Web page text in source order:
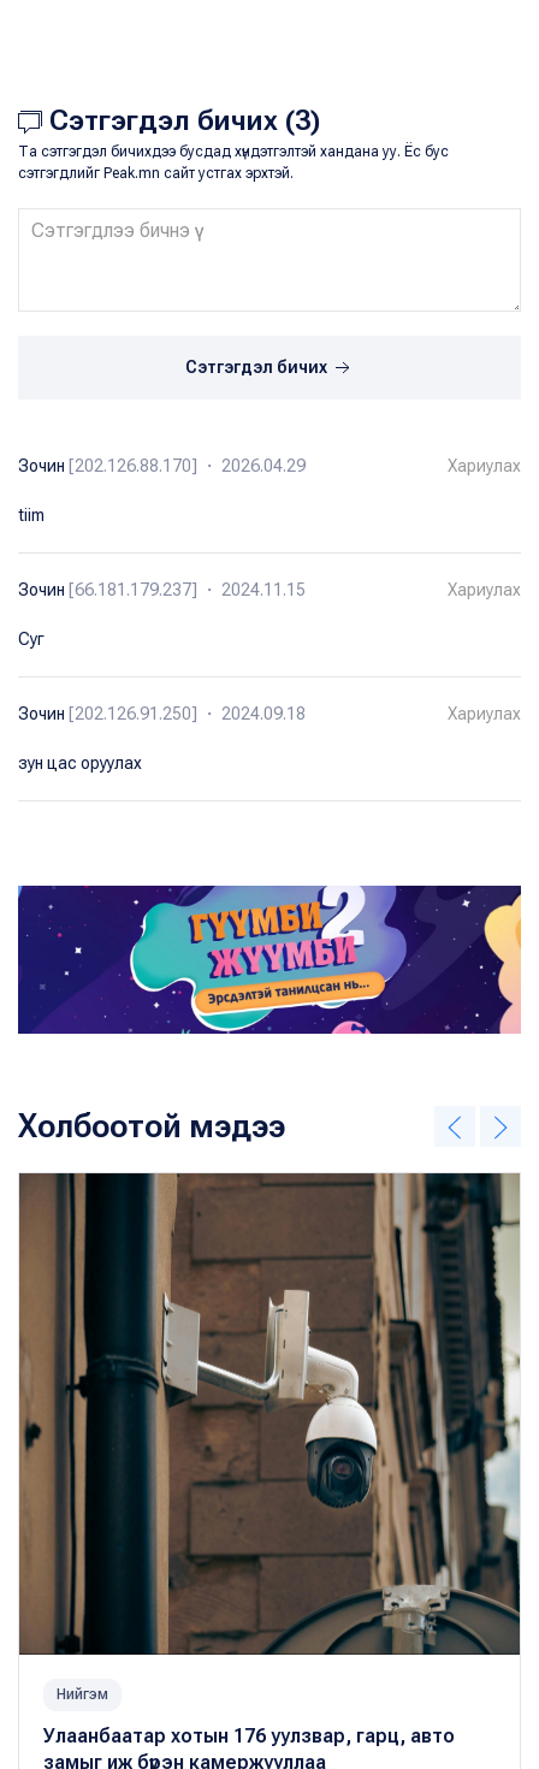
Сэтгэгдэл бичих (3)
Та сэтгэгдэл бичихдээ бусдад хүндэтгэлтэй хандана уу. Ёс бус
сэтгэгдлийг Peak.mn сайт устгах эрхтэй.
Сэтгэгдэл бичих
Зочин [202.126.88.170] ・ 2026.04.29 Хариулах
tiim
Зочин [66.181.179.237] ・ 2024.11.15 Хариулах
Суг
Зочин [202.126.91.250] ・ 2024.09.18 Хариулах
зун цас оруулах
Холбоотой мэдээ
Нийгэм
Улаанбаатар хотын 176 уулзвар, гарц, авто
замыг иж бүрэн камержууллаа